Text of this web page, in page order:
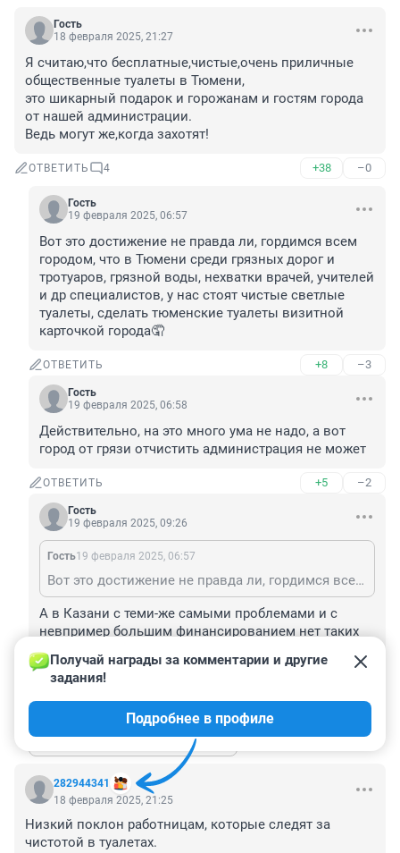
Гость
18 февраля 2025, 21:27
Я считаю,что бесплатные,чистые,очень приличные
общественные туалеты в Тюмени,
это шикарный подарок и горожанам и гостям города
от нашей администрации.
Ведь могут же,когда захотят!
ОТВЕТИТЬ 4 +38 –0
Гость
19 февраля 2025, 06:57
Вот это достижение не правда ли, гордимся всем
городом, что в Тюмени среди грязных дорог и
тротуаров, грязной воды, нехватки врачей, учителей
и др специалистов, у нас стоят чистые светлые
туалеты, сделать тюменские туалеты визитной
карточкой города🤦
ОТВЕТИТЬ +8 –3
Гость
19 февраля 2025, 06:58
Действительно, на это много ума не надо, а вот
город от грязи отчистить администрация не может
ОТВЕТИТЬ +5 –2
Гость
19 февраля 2025, 09:26
Гость19 февраля 2025, 06:57
Вот это достижение не правда ли, гордимся всем городом, что в Тюмени среди грязных дорог и тротуаров, грязной воды, нехватки врачей, учителей и др специалистов, у нас стоят чистые светлые туалеты, сделать тюменские туалеты визитной карточкой города🤦
А в Казани с теми-же самыми проблемами и с
невпример большим финансированием нет таких
туалетов. А туристов там в десятки тысяч раз
больше. Так что Тюмень круче!
ОТВЕТИТЬ +5 –0
Показать ещё 1 ответ
282944341
Получай награды за комментарии и другие
задания!
Подробнее в профиле
18 февраля 2025, 21:25
Низкий поклон работницам, которые следят за
чистотой в туалетах.